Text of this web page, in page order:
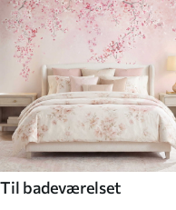
Til badeværelset